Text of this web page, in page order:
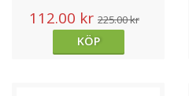
112.00 kr 225.00 kr
KÖP